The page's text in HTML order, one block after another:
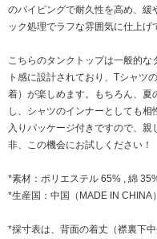
のパイピングで耐久性を高め、緩
ック処理でラフな雰囲気に仕上げ
こちらのタンクトップは一般的な
ト感に設計されており、Tシャツ
着）が楽しめます。もちろん、
し、シャツのインナーとしても
入りパッケージ付きですので、
非、この機会にお試しください！
*素材：ポリエステル 65% , 綿
*生産国：中国（MADE IN CHINA）
*採寸表は、背面の着丈（襟裏下